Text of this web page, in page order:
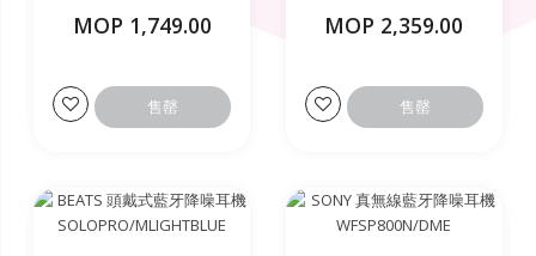
MOP 1,749.00
售罄
MOP 2,359.00
售罄